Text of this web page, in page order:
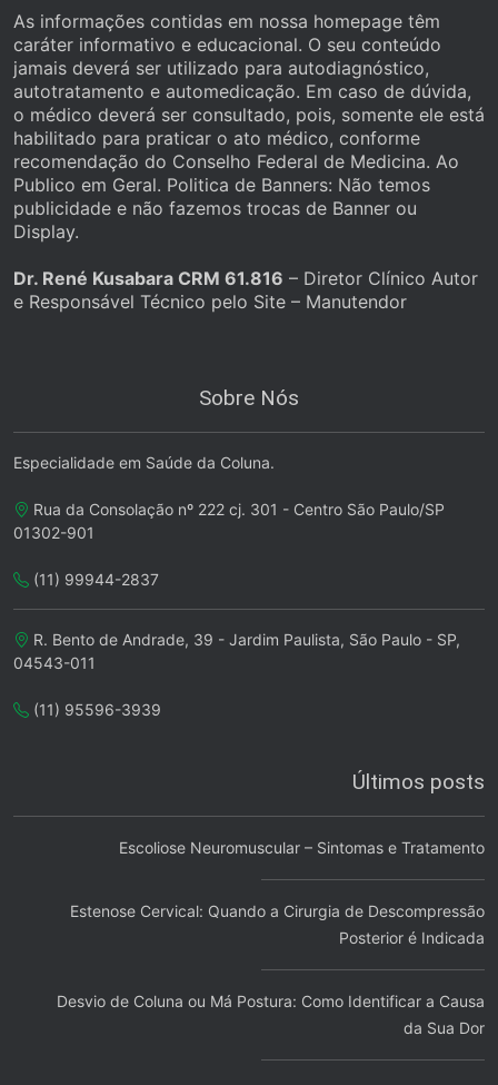
As informações contidas em nossa homepage têm
caráter informativo e educacional. O seu conteúdo
jamais deverá ser utilizado para autodiagnóstico,
autotratamento e automedicação. Em caso de dúvida,
o médico deverá ser consultado, pois, somente ele está
habilitado para praticar o ato médico, conforme
recomendação do Conselho Federal de Medicina. Ao
Publico em Geral. Politica de Banners: Não temos
publicidade e não fazemos trocas de Banner ou
Display.
Dr. René Kusabara CRM 61.816 – Diretor Clínico Autor
e Responsável Técnico pelo Site – Manutendor
Sobre Nós
Especialidade em Saúde da Coluna.
Rua da Consolação nº 222 cj. 301 - Centro São Paulo/SP
01302-901
(11) 99944-2837
R. Bento de Andrade, 39 - Jardim Paulista, São Paulo - SP,
04543-011
(11) 95596-3939
Últimos posts
Escoliose Neuromuscular – Sintomas e Tratamento
Estenose Cervical: Quando a Cirurgia de Descompressão
Posterior é Indicada
Desvio de Coluna ou Má Postura: Como Identificar a Causa
da Sua Dor